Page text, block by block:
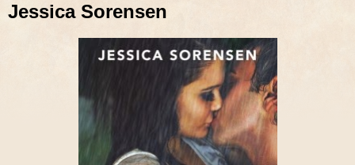
Jessica Sorensen